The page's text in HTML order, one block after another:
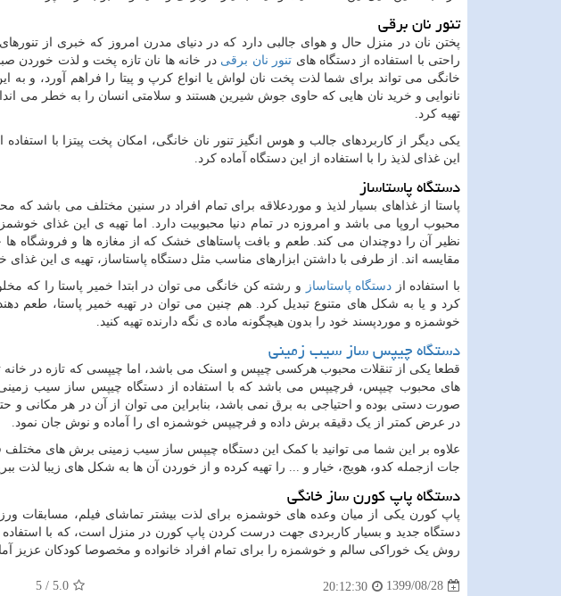
تنور نان برقی
پختن نان در منزل حال و هوای جالبی دارد که در دنیای مدرن امروز که خبری از
راحتی با استفاده از دستگاه های تنور نان برقی در خانه ها نان تازه پخت و لذت خوردن
خانگی می تواند برای شما لذت پخت نان لواش یا انواع کرپ و پیتا را فراهم آورد، و
نانوایی و خرید نان هایی که حاوی جوش شیرین هستند و سلامتی انسان را به خطر می
تهیه کرد.
یکی دیگر از کاربردهای جالب و هوس انگیز تنور نان خانگی، امکان پخت پیتزا با
این غذای لذیذ را با استفاده از این دستگاه آماده کرد.
دستگاه پاستاساز
پاستا از غذاهای بسیار لذیذ و موردعلاقه برای تمام افراد در سنین مختلف می باشد که
محبوب اروپا می باشد و امروزه در تمام دنیا محبوبیت دارد. اما تهیه ی این غذای
نظیر آن را دوچندان می کند. طعم و بافت پاستاهای خشک که از مغازه ها و فروشگاه ها
مقایسه اند. از طرفی با داشتن ابزارهای مناسب مثل دستگاه پاستاساز، تهیه ی این
با استفاده از دستگاه پاستاساز
و رشته کن خانگی می توان در ابتدا خمیر پاستا را که
کرد و یا به شکل های متنوع تبدیل کرد. هم چنین می توان در تهیه خمیر پاستا، طعم
خوشمزه و موردپسند خود را بدون هیچگونه ماده ی نگه دارنده تهیه کنید.
دستگاه چیپس ساز سیب زمینی
قطعا یکی از تنقلات محبوب هرکسی چیپس و اسنک می باشد، اما چیپسی که تازه در
های محبوب چیپس، فرچیپس می باشد که با استفاده از دستگاه چیپس ساز سیب
صورت دستی بوده و احتیاجی به برق نمی باشد، بنابراین می توان از آن در هر مکانی و
در عرض کمتر از یک دقیقه برش داده و فرچیپس خوشمزه ای را آماده و نوش جان نمود.
علاوه بر این شما می توانید با کمک این دستگاه چیپس ساز سیب زمینی برش های
جات ازجمله کدو، هویج، خیار و ... را تهیه کرده و از خوردن آن ها به شکل های زیبا لذت
دستگاه پاپ کورن ساز خانگی
پاپ کورن یکی از میان وعده های خوشمزه برای لذت بیشتر تماشای فیلم، مسابقات
دستگاه جدید و بسیار کاربردی جهت درست کردن پاپ کورن در منزل است، که با استفاده
روش یک خوراکی سالم و خوشمزه را برای تمام افراد خانواده و مخصوصا کودکان عزیز
1399/08/28
20:12:30
5.0
/
5